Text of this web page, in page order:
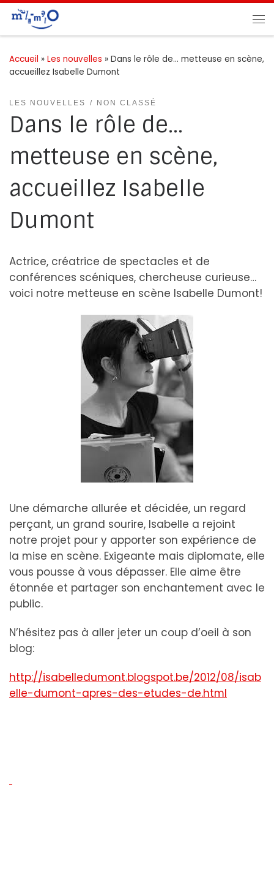
Passer au contenu
Accueil » Les nouvelles » Dans le rôle de… metteuse en scène,
accueillez Isabelle Dumont
LES NOUVELLES NON CLASSÉ
Dans le rôle de…
metteuse en scène,
accueillez Isabelle
Dumont
Actrice, créatrice de spectacles et de
conférences scéniques, chercheuse curieuse…
voici notre metteuse en scène Isabelle Dumont!
Une démarche allurée et décidée, un regard
perçant, un grand sourire, Isabelle a rejoint
notre projet pour y apporter son expérience de
la mise en scène. Exigeante mais diplomate, elle
vous pousse à vous dépasser. Elle aime être
étonnée et partager son enchantement avec le
public.
N’hésitez pas à aller jeter un coup d’oeil à son
blog:
http://isabelledumont.blogspot.be/2012/08/isab
elle-dumont-apres-des-etudes-de.html